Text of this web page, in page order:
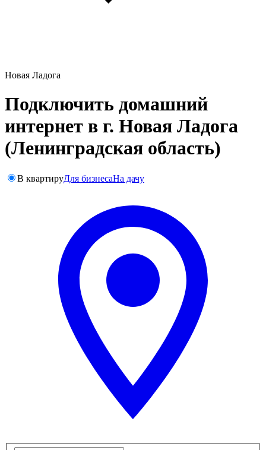
Новая Ладога
Подключить домашний
интернет в г. Новая Ладога
(Ленинградская область)
В квартируДля бизнесаНа дачу